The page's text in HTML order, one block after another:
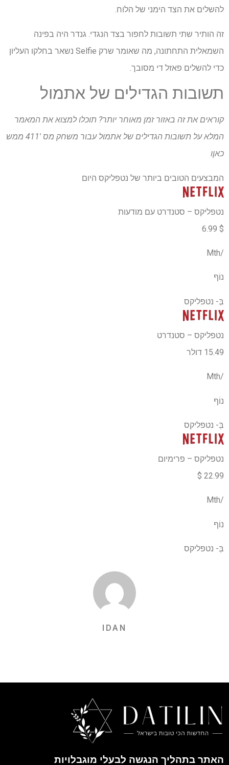
להשלים את הצד הימני של הלוח.
זה הותיר שתי תשובות לחפור בצד הנגדי. גנדר היה בפינה
השמאלית התחתונה, מה שאומר שרק Selfie נשאר בחלקו העליון
כדי להשלים פאזל די מסובך.
תשובות הגדילים של אתמול
קוראים את זה באזור זמן מאוחר יותר? תוכלו למצוא את המאמר
המלא על תשובות הגדילים של אתמול עבור
משחק מס '411 ממש
כאןו
המבצעים הטובים ביותר של נטפליקס היום
נטפליקס – סטנדרט עם מודעות
$ 6.99
/Mth
נוֹף
בְּ- נטפליקס
נטפליקס – סטנדרט
15.49 דולר
/Mth
נוֹף
בְּ- נטפליקס
נטפליקס – פרימיום
22.99 $
/Mth
נוֹף
בְּ- נטפליקס
IDAN
האתר בתהליך הנגשה לבעלי מוגבלויות